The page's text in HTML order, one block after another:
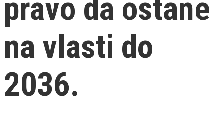
pravo da ostane
na vlasti do
2036.